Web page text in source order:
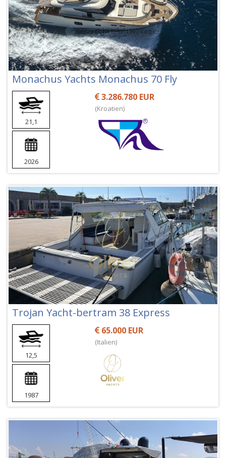
Monachus Yachts Monachus 70 Fly
21,1
2026
3.286.780 EUR
(Kroatien)
Trojan Yacht-bertram 38 Express
12,5
1987
65.000 EUR
(Italien)